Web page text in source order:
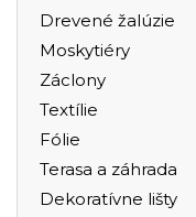
Drevené žalúzie
Moskytiéry
Záclony
Textílie
Fólie
Terasa a záhrada
Dekoratívne lišty